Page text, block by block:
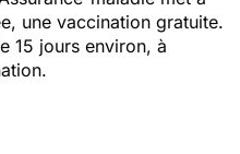
une vaccination gratuite.
15 jours environ, à